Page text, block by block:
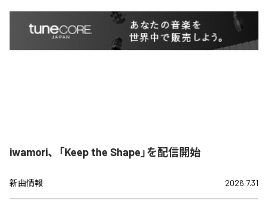
iwamori、「Keep the Shape」を配信開始
新曲情報 2026.7.31